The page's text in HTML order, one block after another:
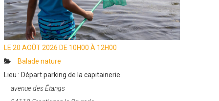
LE 20 AOÛT 2026 DE 10H00 À 12H00
Catégories
Balade nature
Lieu : Départ parking de la capitainerie
avenue des Étangs